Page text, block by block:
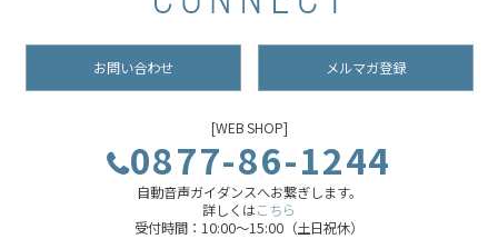
お問い合わせ メルマガ登録
[WEB SHOP]
0877-86-1244
自動音声ガイダンスへお繋ぎします。
詳しくはこちら
受付時間：10:00～15:00（土日祝休）